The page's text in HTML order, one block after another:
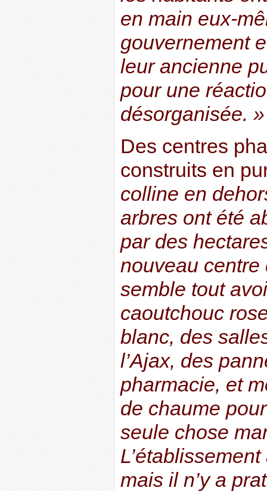
en main eux-
gouvernement
leur ancienne
pour une
désorganisée. »
Des centres
construits en
colline en
arbres ont été
par des
nouveau centre
semble tout
caoutchouc
blanc, des
l’Ajax, des
pharmacie, et
de chaume
seule chose
mais il n’y a